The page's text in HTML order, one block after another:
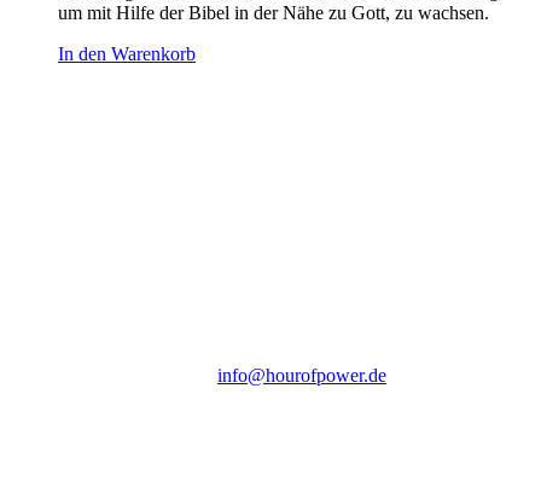
um mit Hilfe der Bibel in der Nähe zu Gott, zu wachsen.
In den Warenkorb
info@hourofpower.de